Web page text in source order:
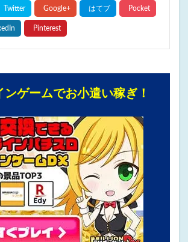
ンゲームでお小遣い稼ぎ！